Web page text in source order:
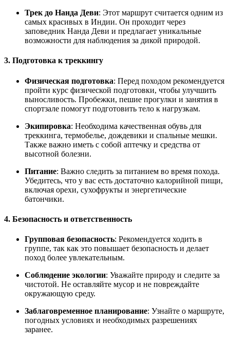
Трек до Нанда Деви: Этот маршрут считается одним из
самых красивых в Индии. Он проходит через
заповедник Нанда Деви и предлагает уникальные
возможности для наблюдения за дикой природой.
3. Подготовка к треккингу
Физическая подготовка: Перед походом рекомендуется
пройти курс физической подготовки, чтобы улучшить
выносливость. Пробежки, пешие прогулки и занятия в
спортзале помогут подготовить тело к нагрузкам.
Экипировка: Необходима качественная обувь для
треккинга, термобелье, дождевики и спальные мешки.
Также важно иметь с собой аптечку и средства от
высотной болезни.
Питание: Важно следить за питанием во время похода.
Убедитесь, что у вас есть достаточно калорийной пищи,
включая орехи, сухофрукты и энергетические
батончики.
4. Безопасность и ответственность
Групповая безопасность: Рекомендуется ходить в
группе, так как это повышает безопасность и делает
поход более увлекательным.
Соблюдение экологии: Уважайте природу и следите за
чистотой. Не оставляйте мусор и не повреждайте
окружающую среду.
Заблаговременное планирование: Узнайте о маршруте,
погодных условиях и необходимых разрешениях
заранее.